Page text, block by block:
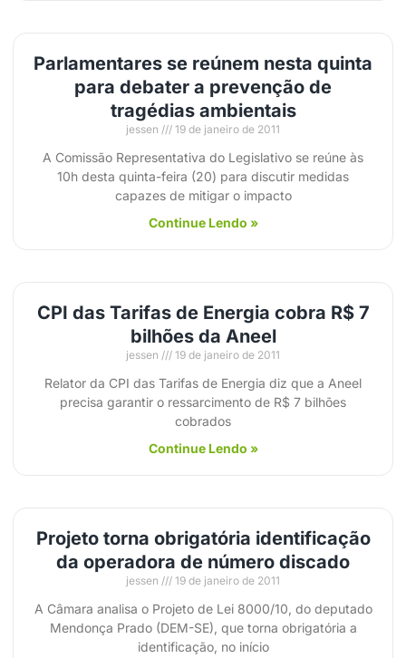
Parlamentares se reúnem nesta quinta
para debater a prevenção de
tragédias ambientais
jessen 19 de janeiro de 2011
A Comissão Representativa do Legislativo se reúne às
10h desta quinta-feira (20) para discutir medidas
capazes de mitigar o impacto
Continue Lendo »
CPI das Tarifas de Energia cobra R$ 7
bilhões da Aneel
jessen 19 de janeiro de 2011
Relator da CPI das Tarifas de Energia diz que a Aneel
precisa garantir o ressarcimento de R$ 7 bilhões
cobrados
Continue Lendo »
Projeto torna obrigatória identificação
da operadora de número discado
jessen 19 de janeiro de 2011
A Câmara analisa o Projeto de Lei 8000/10, do deputado
Mendonça Prado (DEM-SE), que torna obrigatória a
identificação, no início